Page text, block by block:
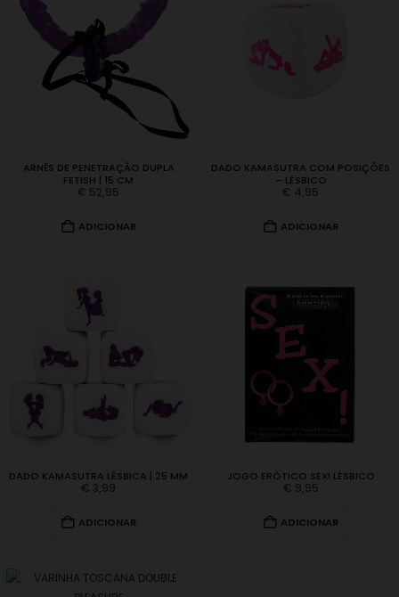
ARNÊS DE PENETRAÇÃO DUPLA
FETISH | 15 CM
€ 52,95
ADICIONAR
DADO KAMASUTRA COM POSIÇÕES
– LÉSBICO
€ 4,95
ADICIONAR
DADO KAMASUTRA LÉSBICA | 25 MM
€ 3,99
ADICIONAR
JOGO ERÓTICO SEX! LÉSBICO
€ 9,95
ADICIONAR